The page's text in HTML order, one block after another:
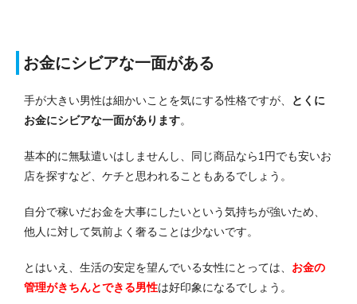
お金にシビアな一面がある
手が大きい男性は細かいことを気にする性格ですが、
とくに
お金にシビアな一面があります。
基本的に無駄遣いはしませんし、同じ商品なら1円でも安いお
店を探すなど、ケチと思われることもあるでしょう。
自分で稼いだお金を大事にしたいという気持ちが強いため、
他人に対して気前よく奢ることは少ないです。
とはいえ、生活の安定を望んでいる女性にとっては、 お金の
管理がきちんとできる男性は好印象になるでしょう。